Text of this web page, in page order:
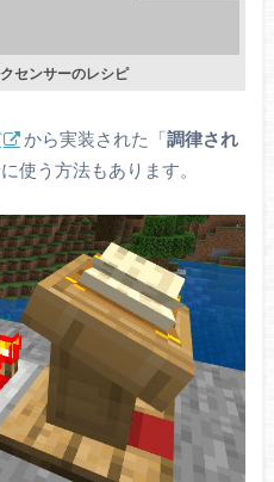
センサーのレシピ
から実装された「調律され
使う方法もあります。